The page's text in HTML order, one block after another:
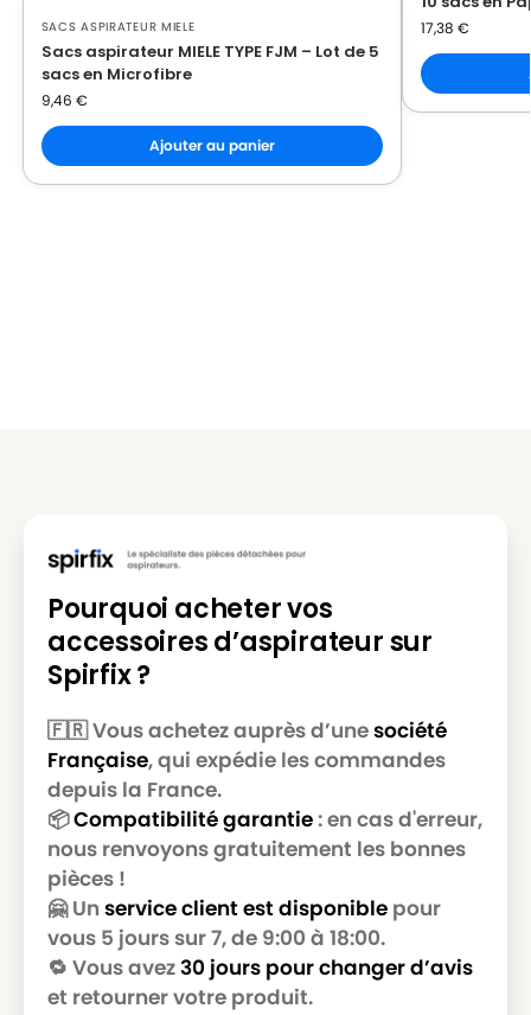
MIELE
MIELE ALLERGY CONTROL
MIELE
MIELE ALLERGY CONTROL 2000
MIELE
MIELE ALLERGY CONTROL 2000 / AL
MIELE
MIELE ALLERGY CONTROL 2200
MIELE
MIELE
MIELE ALLERGY CONTROL S300
MIELE
MIELE ALLERGY CONTROL S400
MIELE
MIELE
MIELE ALLERGY CONTROL S600
MIELE
MIELE ALLERGY HEPA
MIELE
MIELE ALLERGY HEPA 1800
MIELE
MIELE ALLERGY HEPA 4000
MIELE
MIELE ALLERGY HEPA 700
MIELE
MIELE ALLERGY HEPA PLUSS718
SACS ASPIRATEUR MIELE
Sacs aspirateur MIELE TYPE FJM – Lot de 5
sacs en Microfibre
9,46 €
Ajouter au panier
17,38 €
Pourquoi acheter vos
accessoires d’aspirateur sur
Spirfix ?
🇫🇷 Vous achetez auprès d’unesociété
Française, qui expédie les commandes
depuis la France.
📦Compatibilité garantie: en cas d'erreur,
nous renvoyons gratuitement les bonnes
pièces !
🤗 Un service client est disponible pour
vous 5 jours sur 7, de 9:00 à 18:00.
🔁 Vous avez30 jours pour changer d’avis
et retourner votre produit.